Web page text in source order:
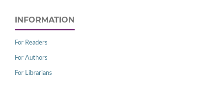
INFORMATION
For Readers
For Authors
For Librarians